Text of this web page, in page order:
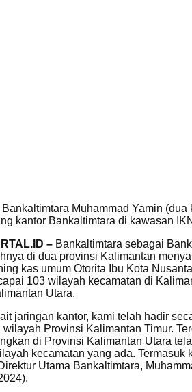
Bankaltimtara Muhammad Yamin
kantor Bankaltimtara di kawasan
– Bankaltimtara sebagai
di dua provinsi Kalimantan
kas umum Otorita Ibu Kota
103 wilayah kecamatan di
Utara.
jaringan kantor, kami telah hadir
wilayah Provinsi Kalimantan Timur.
di Provinsi Kalimantan Utara
kecamatan yang ada. Termasuk
Utama Bankaltimtara,